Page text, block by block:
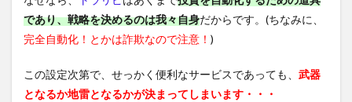
であり、戦略を決めるのは我々自身だからです。(ちなみに、
完全自動化！とかは詐欺なので注意！ )
この設定次第で、せっかく便利なサービスであっても、 武器
となるか地雷となるかが決まってしまいます・・・